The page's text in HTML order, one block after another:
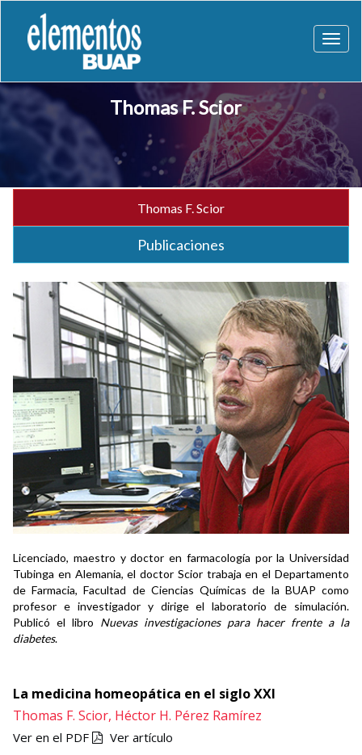
Thomas F. Scior
Thomas F. Scior
Publicaciones
Licenciado, maestro y doctor en farmacología por la Universidad
Tubinga en Alemania, el doctor Scior trabaja en el Departamento
de Farmacia, Facultad de Ciencias Químicas de la BUAP como
profesor e investigador y dirige el laboratorio de simulación.
Publicó el libro Nuevas investigaciones para hacer frente a la
diabetes.
La medicina homeopática en el siglo XXI
Thomas F. Scior, Héctor H. Pérez Ramírez
Ver en el PDF Ver artículo